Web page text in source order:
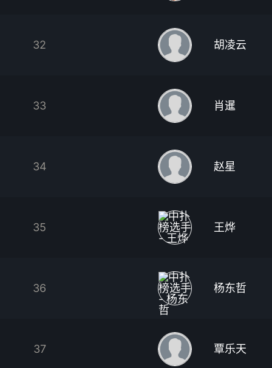
32 胡凌云
33 肖暹
34 赵星
35 王烨
36 杨东哲
37 覃乐天